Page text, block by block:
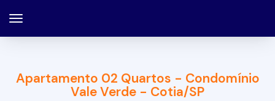
Apartamento 02 Quartos - Condomínio
Vale Verde - Cotia/SP